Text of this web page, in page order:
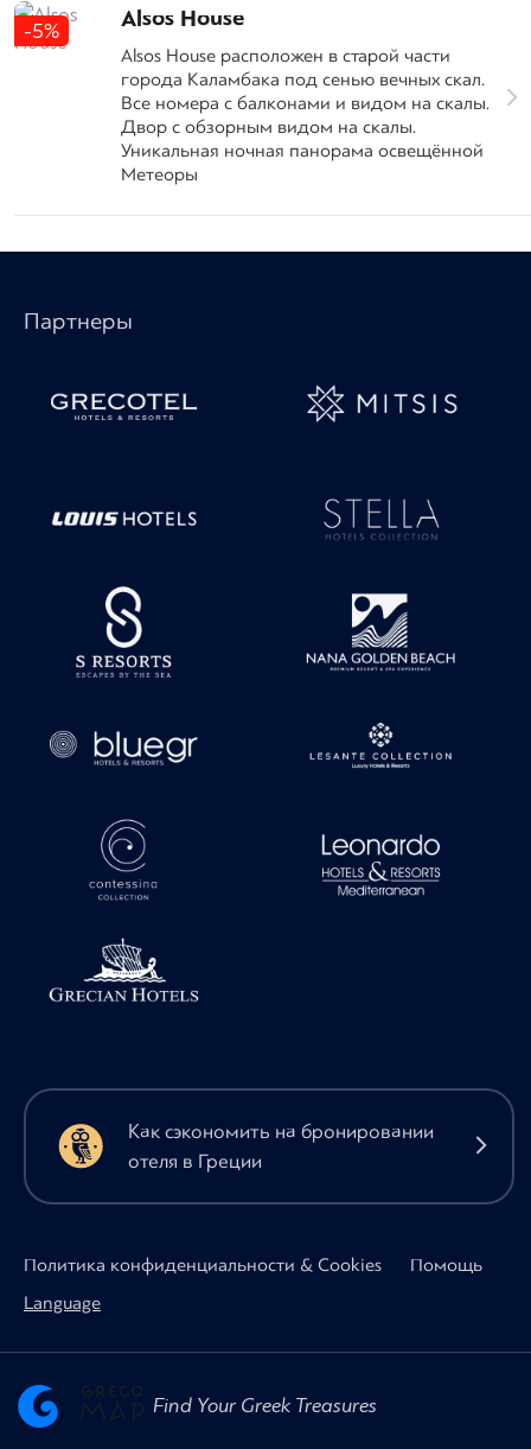
-5% Alsos House
Alsos House расположен в старой части
города Каламбака под сенью вечных скал.
Все номера с балконами и видом на скалы.
Двор с обзорным видом на скалы.
Уникальная ночная панорама освещённой
Метеоры
Партнеры
Как сэкономить на бронировании
отеля в Греции
Политика конфиденциальности & Cookies
Помощь
Language
Find Your Greek Treasures